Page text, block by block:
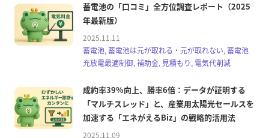
蓄電池の「口コミ」全方位調査レポート（2025
年最新版）
2025.11.11
蓄電池, 蓄電池は元が取れる・元が取れない, 蓄電池
充放電最適制御, 補助金, 見積もり, 電気代削減
成約率39%向上、勝率6倍：データが証明する
「マルチスレッド」と、産業用太陽光セールスを
加速する「エネがえるBiz」の戦略的活用法
2025.11.09